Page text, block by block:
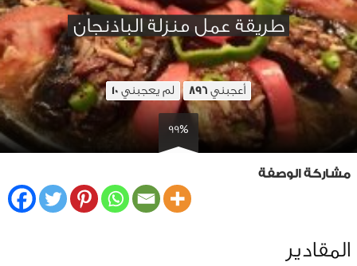
طريقة عمل منزلة الباذنجان
أعجبني 896 لم يعجبني 10
99%
مشاركة الوصفة
المقادير